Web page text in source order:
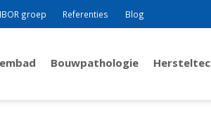
groep Referenties Blog
Bouwpathologie